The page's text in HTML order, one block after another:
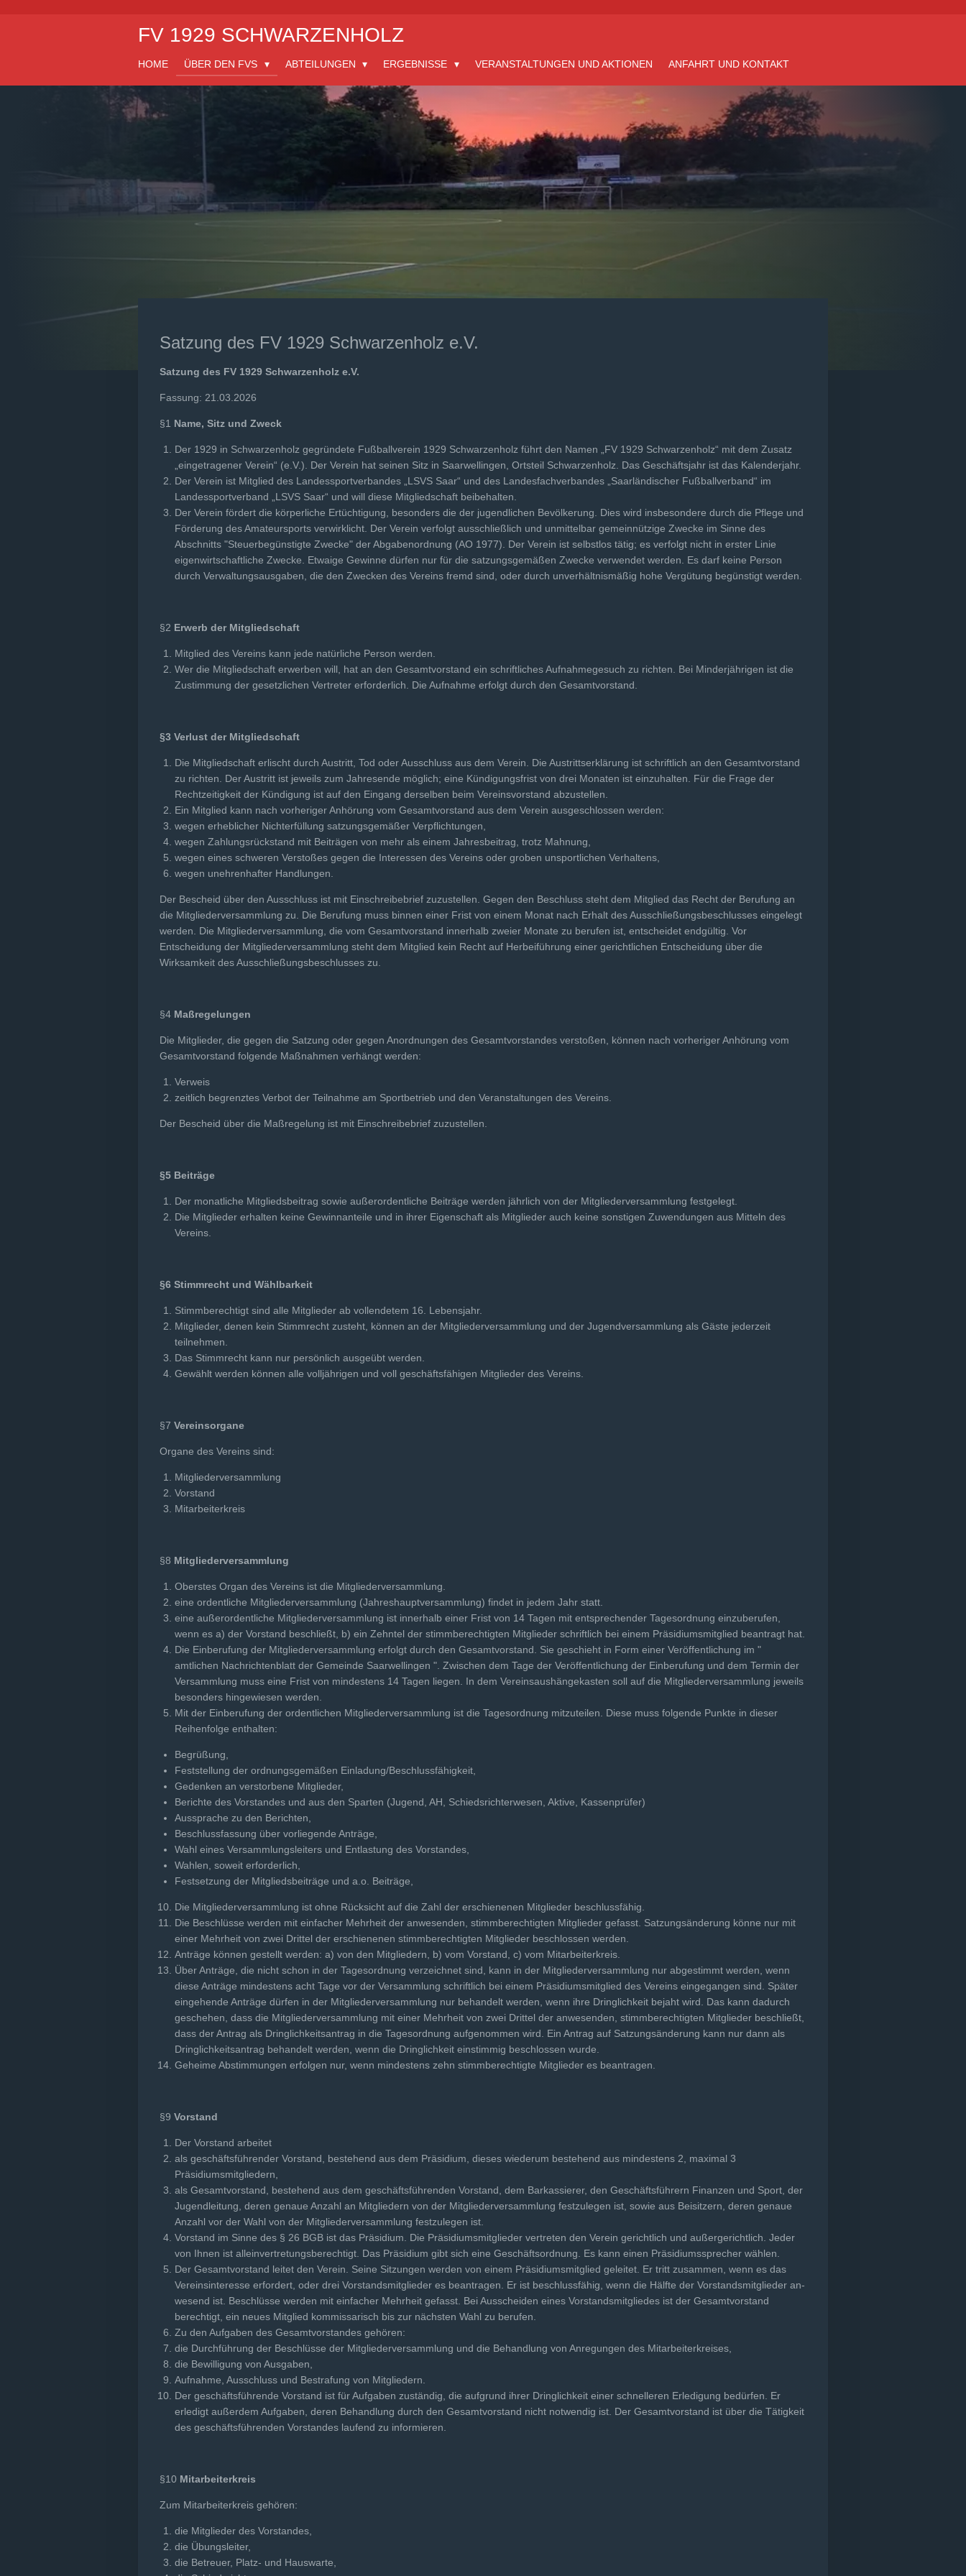
FV 1929 SCHWARZENHOLZ
HOME ÜBER DEN FVS ABTEILUNGEN ERGEBNISSE VERANSTALTUNGEN UND AKTIONEN ANFAHRT UND KONTAKT
Satzung des FV 1929 Schwarzenholz e.V.
Satzung des FV 1929 Schwarzenholz e.V.
Fassung: 21.03.2026
§1 Name, Sitz und Zweck
Der 1929 in Schwarzenholz gegründete Fußballverein 1929 Schwarzenholz führt den Namen „FV 1929 Schwarzenholz“ mit dem Zusatz
„eingetragener Verein“ (e.V.). Der Verein hat seinen Sitz in Saarwellingen, Ortsteil Schwarzenholz. Das Geschäftsjahr ist das Kalenderjahr.
Der Verein ist Mitglied des Landessportverbandes „LSVS Saar“ und des Landesfachverbandes „Saarländischer Fußballverband“ im
Landessportverband „LSVS Saar“ und will diese Mitgliedschaft beibehalten.
Der Verein fördert die körperliche Ertüchtigung, besonders die der jugendlichen Bevölkerung. Dies wird insbesondere durch die Pflege und
Förderung des Amateursports verwirklicht. Der Verein verfolgt ausschließlich und unmittelbar gemeinnützige Zwecke im Sinne des
Abschnitts "Steuerbegünstigte Zwecke" der Abgabenordnung (AO 1977). Der Verein ist selbstlos tätig; es verfolgt nicht in erster Linie
eigenwirtschaftliche Zwecke. Etwaige Gewinne dürfen nur für die satzungsgemäßen Zwecke verwendet werden. Es darf keine Person
durch Verwaltungsausgaben, die den Zwecken des Vereins fremd sind, oder durch unverhältnismäßig hohe Vergütung begünstigt werden.
§2 Erwerb der Mitgliedschaft
Mitglied des Vereins kann jede natürliche Person werden.
Wer die Mitgliedschaft erwerben will, hat an den Gesamtvorstand ein schriftliches Auf­nahmegesuch zu richten. Bei Minderjährigen ist die
Zustimmung der gesetzlichen Vertreter erforderlich. Die Aufnahme erfolgt durch den Gesamtvorstand.
§3 Verlust der Mitgliedschaft
Die Mitgliedschaft erlischt durch Austritt, Tod oder Ausschluss aus dem Verein. Die Aus­trittserklärung ist schriftlich an den Gesamtvorstand
zu richten. Der Austritt ist jeweils zum Jahresende möglich; eine Kündigungsfrist von drei Monaten ist einzuhalten. Für die Frage der
Rechtzeitigkeit der Kündigung ist auf den Eingang derselben beim Vereinsvorstand abzustellen.
Ein Mitglied kann nach vorheriger Anhörung vom Gesamtvorstand aus dem Verein ausge­schlossen werden:
wegen erheblicher Nichterfüllung satzungsgemäßer Verpflichtungen,
wegen Zahlungsrückstand mit Beiträgen von mehr als einem Jahresbeitrag, trotz Mahnung,
wegen eines schweren Verstoßes gegen die Interessen des Vereins oder groben unsport­lichen Verhaltens,
wegen unehrenhafter Handlungen.
Der Bescheid über den Ausschluss ist mit Einschreibebrief zuzustellen. Gegen den Beschluss steht dem Mitglied das Recht der Berufung an
die Mitgliederversammlung zu. Die Berufung muss binnen einer Frist von einem Monat nach Erhalt des Ausschließungsbeschlusses ein­gelegt
werden. Die Mitgliederversammlung, die vom Gesamtvorstand innerhalb zweier Monate zu berufen ist, entscheidet endgültig. Vor
Entscheidung der Mitgliederversammlung steht dem Mitglied kein Recht auf Herbeiführung einer gerichtlichen Entscheidung über die
Wirksamkeit des Ausschließungsbeschlusses zu.
§4 Maßregelungen
Die Mitglieder, die gegen die Satzung oder gegen Anordnungen des Gesamtvorstandes ver­stoßen, können nach vorheriger Anhörung vom
Gesamtvorstand folgende Maßnahmen ver­hängt werden:
Verweis
zeitlich begrenztes Verbot der Teilnahme am Sportbetrieb und den Veranstaltungen des Vereins.
Der Bescheid über die Maßregelung ist mit Einschreibebrief zuzustellen.
§5 Beiträge
Der monatliche Mitgliedsbeitrag sowie außerordentliche Beiträge werden jährlich von der Mitgliederversammlung festgelegt.
Die Mitglieder erhalten keine Gewinnanteile und in ihrer Eigenschaft als Mitglieder auch keine sonstigen Zuwendungen aus Mitteln des
Vereins.
§6 Stimmrecht und Wählbarkeit
Stimmberechtigt sind alle Mitglieder ab vollendetem 16. Lebensjahr.
Mitglieder, denen kein Stimmrecht zusteht, können an der Mitgliederversammlung und der Jugendversammlung als Gäste jederzeit
teilnehmen.
Das Stimmrecht kann nur persönlich ausgeübt werden.
Gewählt werden können alle volljährigen und voll geschäftsfähigen Mitglieder des Vereins.
§7 Vereinsorgane
Organe des Vereins sind:
Mitgliederversammlung
Vorstand
Mitarbeiterkreis
§8 Mitgliederversammlung
Oberstes Organ des Vereins ist die Mitgliederversammlung.
eine ordentliche Mitgliederversammlung (Jahreshauptversammlung) findet in jedem Jahr statt.
eine außerordentliche Mitgliederversammlung ist innerhalb einer Frist von 14 Tagen mit entsprechender Tagesordnung einzuberufen,
wenn es a) der Vorstand beschließt, b) ein Zehntel der stimmberechtigten Mitglieder schriftlich bei einem Präsidiumsmitglied beantragt hat.
Die Einberufung der Mitgliederversammlung erfolgt durch den Gesamtvorstand. Sie ge­schieht in Form einer Veröffentlichung im "
amtlichen Nachrichtenblatt der Gemeinde Saar­wellingen ". Zwischen dem Tage der Veröffentlichung der Einberufung und dem Termin der
Versammlung muss eine Frist von mindestens 14 Tagen liegen. In dem Vereinsaushänge­kasten soll auf die Mitgliederversammlung jeweils
besonders hingewiesen werden.
Mit der Einberufung der ordentlichen Mitgliederversammlung ist die Tagesordnung mitzu­teilen. Diese muss folgende Punkte in dieser
Reihenfolge enthalten:
Begrüßung,
Feststellung der ordnungsgemäßen Einladung/Beschlussfähigkeit,
Gedenken an verstorbene Mitglieder,
Berichte des Vorstandes und aus den Sparten (Jugend, AH, Schiedsrichterwesen, Aktive, Kassenprüfer)
Aussprache zu den Berichten,
Beschlussfassung über vorliegende Anträge,
Wahl eines Versammlungsleiters und Entlastung des Vorstandes,
Wahlen, soweit erforderlich,
Festsetzung der Mitgliedsbeiträge und a.o. Beiträge,
Die Mitgliederversammlung ist ohne Rücksicht auf die Zahl der erschienenen Mitglieder beschlussfähig.
Die Beschlüsse werden mit einfacher Mehrheit der anwesenden, stimmberechtigten Mit­glieder gefasst. Satzungsänderung könne nur mit
einer Mehrheit von zwei Drittel der erschienenen stimmberechtigten Mitglieder beschlossen werden.
Anträge können gestellt werden: a) von den Mitgliedern, b) vom Vorstand, c) vom Mitarbeiterkreis.
Über Anträge, die nicht schon in der Tagesordnung verzeichnet sind, kann in der Mit­gliederversammlung nur abgestimmt werden, wenn
diese Anträge mindestens acht Tage vor der Versammlung schriftlich bei einem Präsidiumsmitglied des Vereins eingegangen sind. Später
ein­gehende Anträge dürfen in der Mitgliederversammlung nur behandelt werden, wenn ihre Dringlichkeit bejaht wird. Das kann dadurch
geschehen, dass die Mitgliederversammlung mit einer Mehrheit von zwei Drittel der anwesenden, stimmberechtigten Mitglieder beschließt,
dass der Antrag als Dringlichkeitsantrag in die Tagesordnung aufgenommen wird. Ein Antrag auf Satzungsänderung kann nur dann als
Dringlichkeitsantrag behandelt werden, wenn die Dringlichkeit einstimmig beschlossen wurde.
Geheime Abstimmungen erfolgen nur, wenn mindestens zehn stimmberechtigte Mit­glieder es beantragen.
§9 Vorstand
Der Vorstand arbeitet
als geschäftsführender Vorstand, bestehend aus dem Präsidium, dieses wiederum bestehend aus mindestens 2, maximal 3
Präsidiumsmitgliedern,
als Gesamtvorstand, bestehend aus dem geschäftsführenden Vorstand, dem Barkassierer, den Geschäftsführern Finanzen und Sport, der
Jugendleitung, deren genaue Anzahl an Mitgliedern von der Mitgliederversammlung festzulegen ist, sowie aus Beisitzern, deren genaue
Anzahl vor der Wahl von der Mitgliederversammlung festzulegen ist.
Vorstand im Sinne des § 26 BGB ist das Präsidium. Die Präsidiumsmitglieder vertreten den Verein gerichtlich und außergerichtlich. Jeder
von Ihnen ist alleinvertretungsberechtigt. Das Präsidium gibt sich eine Geschäftsordnung. Es kann einen Präsidiumssprecher wählen.
Der Gesamtvorstand leitet den Verein. Seine Sitzungen werden von einem Präsidiumsmitglied ge­leitet. Er tritt zusammen, wenn es das
Vereinsinteresse erfordert, oder drei Vorstands­mitglieder es beantragen. Er ist beschlussfähig, wenn die Hälfte der Vorstandsmitglieder an­
wesend ist. Beschlüsse werden mit einfacher Mehrheit gefasst. Bei Ausscheiden eines Vor­standsmitgliedes ist der Gesamtvorstand
berechtigt, ein neues Mitglied kommissarisch bis zur nächsten Wahl zu berufen.
Zu den Aufgaben des Gesamtvorstandes gehören:
die Durchführung der Beschlüsse der Mitgliederversammlung und die Behandlung von Anregungen des Mitarbeiterkreises,
die Bewilligung von Ausgaben,
Aufnahme, Ausschluss und Bestrafung von Mitgliedern.
Der geschäftsführende Vorstand ist für Aufgaben zuständig, die aufgrund ihrer Dringlich­keit einer schnelleren Erledigung bedürfen. Er
erledigt außerdem Aufgaben, deren Be­handlung durch den Gesamtvorstand nicht notwendig ist. Der Gesamtvorstand ist über die Tätigkeit
des geschäftsführenden Vorstandes laufend zu informieren.
§10 Mitarbeiterkreis
Zum Mitarbeiterkreis gehören:
die Mitglieder des Vorstandes,
die Übungsleiter,
die Betreuer, Platz- und Hauswarte,